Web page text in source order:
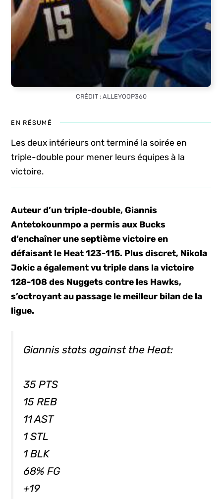
CRÉDIT : ALLEYOOP360
EN RÉSUMÉ
Les deux intérieurs ont terminé la soirée en
triple-double pour mener leurs équipes à la
victoire.
Auteur d’un triple-double, Giannis
Antetokounmpo a permis aux Bucks
d’enchaîner une septième victoire en
défaisant le Heat 123-115. Plus discret, Nikola
Jokic a également vu triple dans la victoire
128-108 des Nuggets contre les Hawks,
s’octroyant au passage le meilleur bilan de la
ligue.
Giannis stats against the Heat:
35 PTS
15 REB
11 AST
1 STL
1 BLK
68% FG
+19